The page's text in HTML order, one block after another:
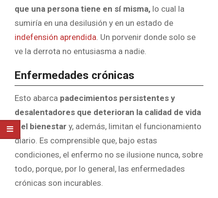
que una persona tiene en sí misma, lo cual la
sumiría en una desilusión y en un estado de
indefensión aprendida . Un porvenir donde solo se
ve la derrota no entusiasma a nadie.
Enfermedades crónicas
Esto abarca padecimientos persistentes y
desalentadores que deterioran la calidad de vida
y el bienestar y, además, limitan el funcionamiento
diario. Es comprensible que, bajo estas
condiciones, el enfermo no se ilusione nunca, sobre
todo, porque, por lo general, las enfermedades
crónicas son incurables.